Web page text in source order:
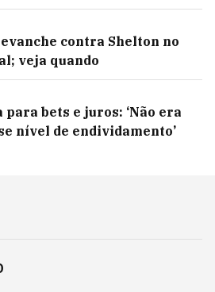
contra Shelton no
veja quando
para bets e juros: ‘Não era
nível de endividamento’